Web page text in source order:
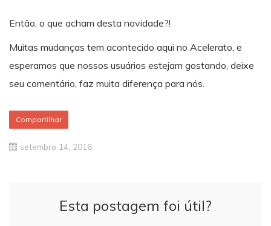
Então, o que acham desta novidade?!
Muitas mudanças tem acontecido aqui no Acelerato, e
esperamos que nossos usuários estejam gostando, deixe
seu comentário, faz muita diferença para nós.
Compartilhar
setembro 14, 2016
Esta postagem foi útil?